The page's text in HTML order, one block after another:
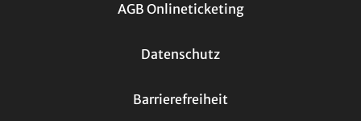
AGB Onlineticketing
Datenschutz
Barrierefreiheit